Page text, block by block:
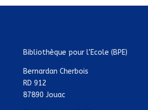
Bibliothèque pour l’Ecole (BPE)
Bernardan Cherbois
RD 912
87890 Jouac